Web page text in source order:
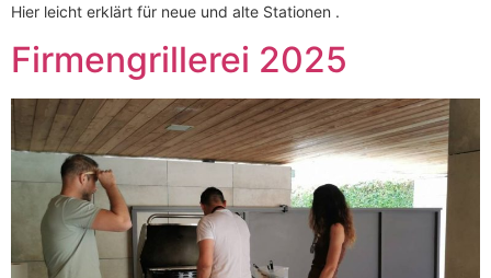
Hier leicht erklärt für neue und alte Stationen .
Firmengrillerei 2025